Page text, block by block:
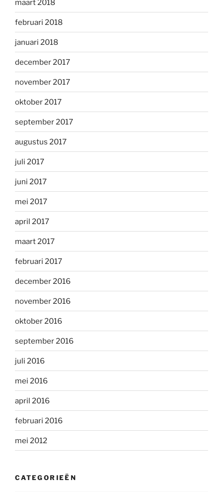
maart 2018
februari 2018
januari 2018
december 2017
november 2017
oktober 2017
september 2017
augustus 2017
juli 2017
juni 2017
mei 2017
april 2017
maart 2017
februari 2017
december 2016
november 2016
oktober 2016
september 2016
juli 2016
mei 2016
april 2016
februari 2016
mei 2012
CATEGORIEËN